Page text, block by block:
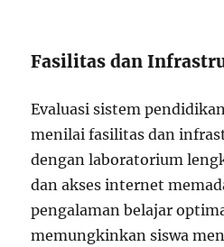
Fasilitas dan
Evaluasi sistem
menilai fasilitas dan
dengan laboratorium
dan akses internet
pengalaman belajar
memungkinkan siswa